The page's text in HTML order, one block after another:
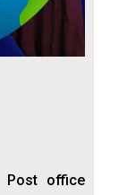
Post office